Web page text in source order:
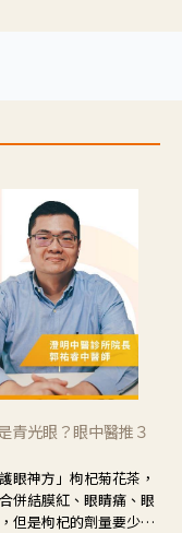
青光眼？眼中醫推３
眼神方」枸杞菊花茶，
併結膜紅、眼睛痛、眼
但是枸杞的劑量要少，